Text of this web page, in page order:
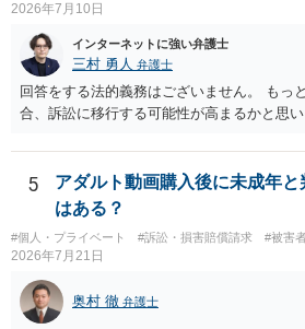
2026年7月10日
インターネットに強い弁護士
三村 勇人 弁護士
回答をする法的義務はございません。 もっ
合、訴訟に移行する可能性が高まるかと思い
5
アダルト動画購入後に未成年と
はある？
#個人・プライベート #訴訟・損害賠償請求 #被害者
2026年7月21日
奥村 徹 弁護士